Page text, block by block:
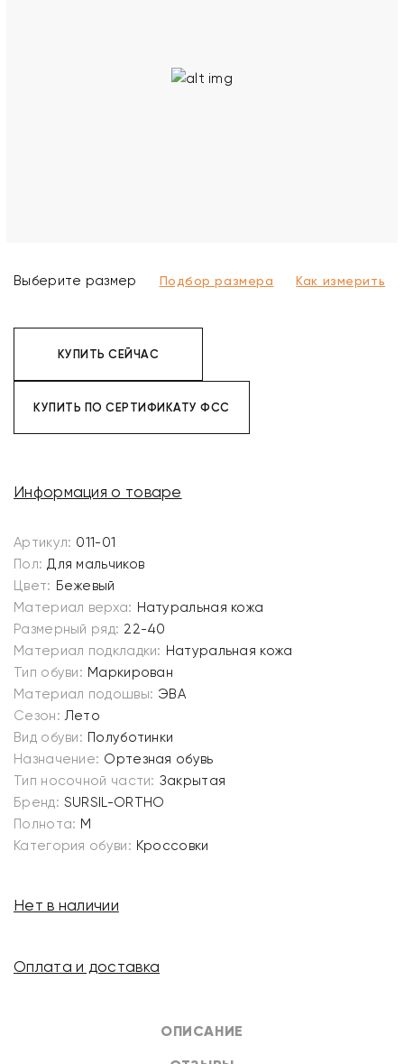
ОПИСАНИЕ
Выберите размер Подбор размера Как измерить
КУПИТЬ СЕЙЧАС
КУПИТЬ ПО СЕРТИФИКАТУ ФСС
Информация о товаре
Артикул: 011-01
Пол: Для мальчиков
Цвет: Бежевый
Материал верха: Натуральная кожа
Размерный ряд: 22-40
Материал подкладки: Натуральная кожа
Тип обуви: Маркирован
Материал подошвы: ЭВА
Сезон: Лето
Вид обуви: Полуботинки
Назначение: Ортезная обувь
Тип носочной части: Закрытая
Бренд: SURSIL-ORTHO
Полнота: M
Категория обуви: Кроссовки
Нет в наличии
Оплата и доставка